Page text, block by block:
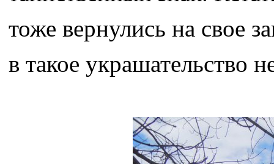
тоже вернулись на свое
в такое украшательство